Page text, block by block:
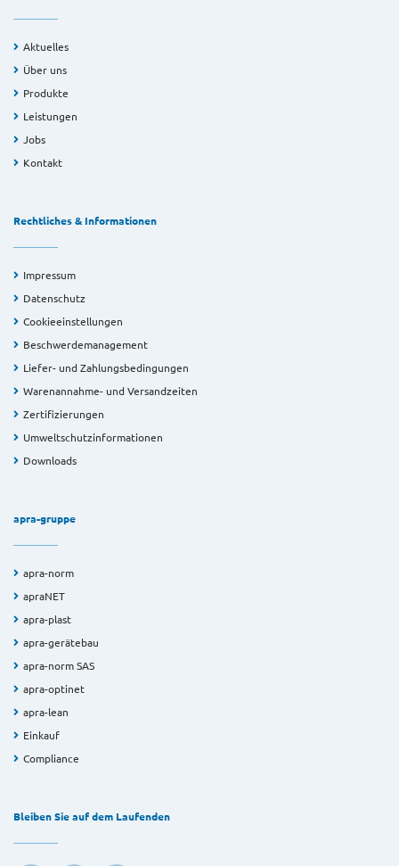
Aktuelles
Über uns
Produkte
Leistungen
Jobs
Kontakt
Rechtliches & Informationen
Impressum
Datenschutz
Cookieeinstellungen
Beschwerdemanagement
Liefer- und Zahlungsbedingungen
Warenannahme- und Versandzeiten
Zertifizierungen
Umweltschutzinformationen
Downloads
apra-gruppe
apra-norm
apraNET
apra-plast
apra-gerätebau
apra-norm SAS
apra-optinet
apra-lean
Einkauf
Compliance
Bleiben Sie auf dem Laufenden